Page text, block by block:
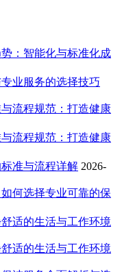
：智能化与标准化成
业服务的选择技巧
流程规范：打造健康
流程规范：打造健康
准与流程详解 2026-
何选择专业可靠的保
适的生活与工作环境
适的生活与工作环境